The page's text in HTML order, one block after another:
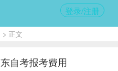
登录/注册
> 正文
自考报考费用